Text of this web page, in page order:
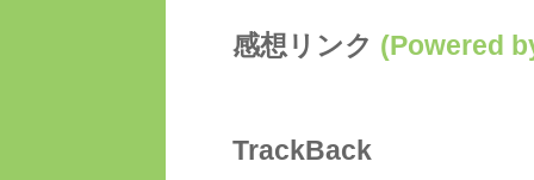
感想リンク (Powered
TrackBack